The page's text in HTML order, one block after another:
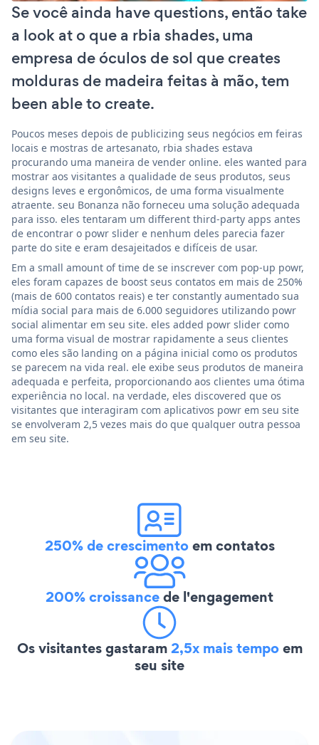
Se você ainda have questions, então take
a look at o que a rbia shades, uma
empresa de óculos de sol que creates
molduras de madeira feitas à mão, tem
been able to create.
Poucos meses depois de publicizing seus negócios em feiras
locais e mostras de artesanato, rbia shades estava
procurando uma maneira de vender online. eles wanted para
mostrar aos visitantes a qualidade de seus produtos, seus
designs leves e ergonômicos, de uma forma visualmente
atraente. seu Bonanza não forneceu uma solução adequada
para isso. eles tentaram um different third-party apps antes
de encontrar o powr slider e nenhum deles parecia fazer
parte do site e eram desajeitados e difíceis de usar.
Em a small amount of time de se inscrever com pop-up powr,
eles foram capazes de boost seus contatos em mais de 250%
(mais de 600 contatos reais) e ter constantly aumentado sua
mídia social para mais de 6.000 seguidores utilizando powr
social alimentar em seu site. eles added powr slider como
uma forma visual de mostrar rapidamente a seus clientes
como eles são landing on a página inicial como os produtos
se parecem na vida real. ele exibe seus produtos de maneira
adequada e perfeita, proporcionando aos clientes uma ótima
experiência no local. na verdade, eles discovered que os
visitantes que interagiram com aplicativos powr em seu site
se envolveram 2,5 vezes mais do que qualquer outra pessoa
em seu site.
250% de crescimentoem contatos
200% croissancede l'engagement
Os visitantes gastaram2,5x mais tempoem
seu site